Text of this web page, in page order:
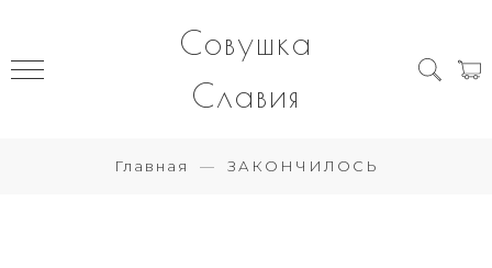
Совушка
Славия
Главная ЗАКОНЧИЛОСЬ